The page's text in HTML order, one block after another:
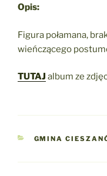
Opis:
Figura połamana,
wieńczącego
TUTAJ album ze
KATEGORIE
GMINA